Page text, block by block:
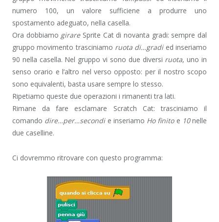
numero 100, un valore sufficiene a produrre uno
spostamento adeguato, nella casella.
Ora dobbiamo girareSprite Cat di novanta gradi: sempre dal
gruppo movimento trasciniamo ruota di…gradied inseriamo
90 nella casella. Nel gruppo vi sono due diversi ruota, uno in
senso orario e l’altro nel verso opposto: per il nostro scopo
sono equivalenti, basta usare sempre lo stesso.
Ripetiamo queste due operazioni i rimanenti tra lati.
Rimane da fare esclamare Scratch Cat: trasciniamo il
comando dire…per…secondie inseriamo Ho finitoe 10nelle
due caselline.
Ci dovremmo ritrovare con questo programma: